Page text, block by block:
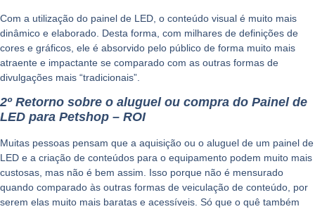
Com a utilização do painel de LED, o conteúdo visual é muito mais
dinâmico e elaborado . Desta forma, com milhares de definições de
cores e gráficos, ele é absorvido pelo público de forma muito mais
atraente e impactante se comparado com as outras formas de
divulgações mais “tradicionais”.
2º Retorno sobre o aluguel ou compra do Painel de
LED para Petshop – ROI
Muitas pessoas pensam que a aquisição ou o aluguel de um painel de
LED e a criação de conteúdos para o equipamento podem muito mais
custosas, mas não é bem assim. Isso porque não é mensurado
quando comparado às outras formas de veiculação de conteúdo, por
serem elas muito mais baratas e acessíveis. Só que o quê também